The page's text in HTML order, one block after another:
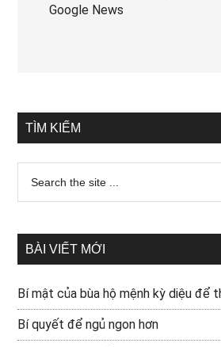
Google News
TÌM KIẾM
BÀI VIẾT MỚI
Bí mật của bùa hộ mệnh kỳ diệu để
Bí quyết để ngủ ngon hơn